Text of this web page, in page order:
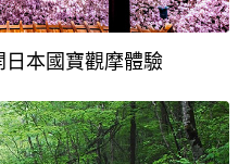
本國寶觀摩體驗